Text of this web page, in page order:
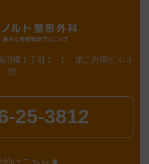
沼橘１丁目１−１ 第二外岡ビル３
階
25-3812
はこちら★